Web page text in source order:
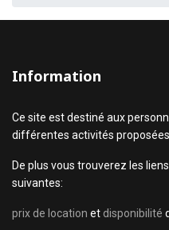
Information
Ce site est destiné aux
différentes activités proposées
De plus vous trouverez les
suivantes:
prix de location et disponibilité